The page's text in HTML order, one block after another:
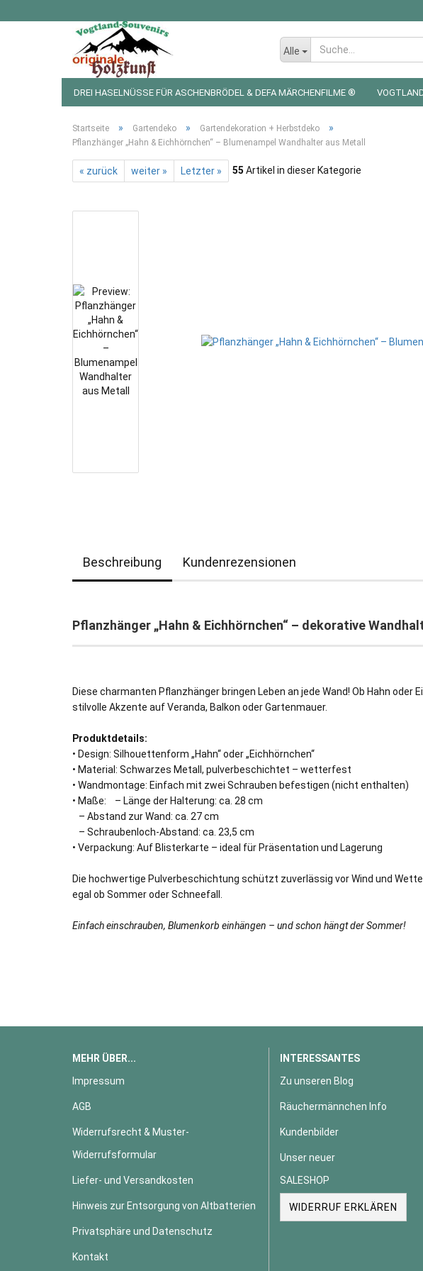
Alle
DREI HASELNÜSSE FÜR ASCHENBRÖDEL & DEFA MÄRCHENFILME ®
Startseite » Gartendeko » Gartendekoration + Herbstdeko »
Pflanzhänger „Hahn & Eichhörnchen“ – Blumenampel Wandhalter aus Metall
« zurück weiter » Letzter » 55 Artikel in dieser Kategorie
Beschreibung Kundenrezensionen
Pflanzhänger „Hahn & Eichhörnchen“ – dekorative
Diese charmanten Pflanzhänger bringen Leben an jede Wand! Ob Hahn oder
stilvolle Akzente auf Veranda, Balkon oder Gartenmauer.
Produktdetails:
• Design: Silhouettenform „Hahn“ oder „Eichhörnchen“
• Material: Schwarzes Metall, pulverbeschichtet – wetterfest
• Wandmontage: Einfach mit zwei Schrauben befestigen (nicht enthalten)
• Maße: – Länge der Halterung: ca. 28 cm
– Abstand zur Wand: ca. 27 cm
– Schraubenloch-Abstand: ca. 23,5 cm
• Verpackung: Auf Blisterkarte – ideal für Präsentation und Lagerung
Die hochwertige Pulverbeschichtung schützt zuverlässig vor Wind und
egal ob Sommer oder Schneefall.
Einfach einschrauben, Blumenkorb einhängen – und schon hängt der Sommer!
MEHR ÜBER...
Impressum
AGB
Widerrufsrecht & Muster-
Widerrufsformular
Liefer- und Versandkosten
Hinweis zur Entsorgung von Altbatterien
Privatsphäre und Datenschutz
Kontakt
INTERESSANTES
Zu unseren Blog
Räuchermännchen Info
Kundenbilder
Unser neuer
SALESHOP
WIDERRUF ERKLÄREN